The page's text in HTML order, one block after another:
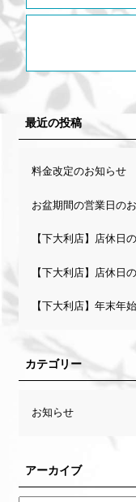
最近の投稿
料金改定のお知らせ
お盆期間の営業日の
【下大利店】店休日
【下大利店】店休日
【下大利店】年末年
カテゴリー
お知らせ
アーカイブ